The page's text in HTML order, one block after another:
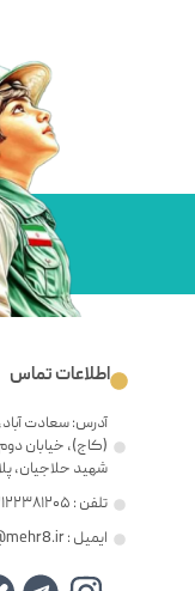
اطلاعات تماس
آدرس: سعادت
(کاج)، خیابان
شهید حلاجیان،
تلفن : ۰۲۱۲۲۳۸۱۲۰۵
ایمیل : info@mehr8.ir